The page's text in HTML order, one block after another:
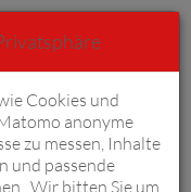
0
Cookies und
anonyme
zu messen, Inhalte
und passende
Wir bitten Sie um